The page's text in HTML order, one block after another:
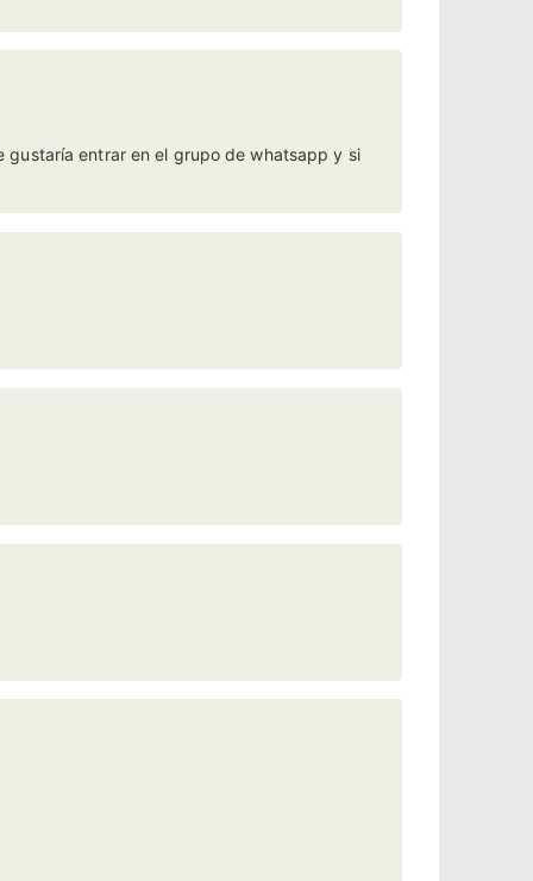
gustaría entrar en el grupo de whatsapp y si